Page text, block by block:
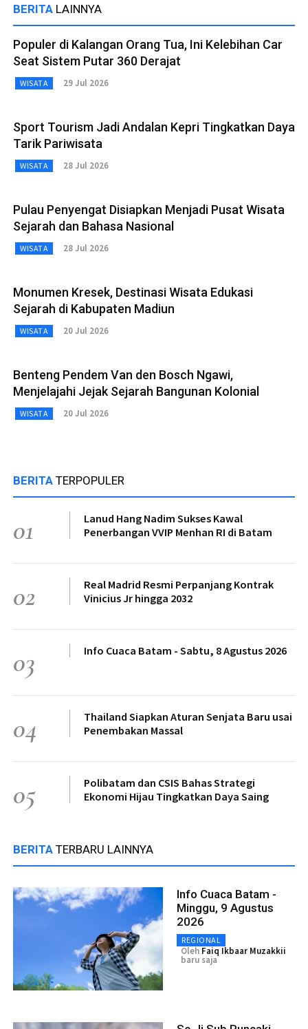
BERITA LAINNYA
Populer di Kalangan Orang Tua, Ini Kelebihan Car
Seat Sistem Putar 360 Derajat
WISATA 29 Jul 2026
Sport Tourism Jadi Andalan Kepri Tingkatkan Daya
Tarik Pariwisata
WISATA 28 Jul 2026
Pulau Penyengat Disiapkan Menjadi Pusat Wisata
Sejarah dan Bahasa Nasional
WISATA 28 Jul 2026
Monumen Kresek, Destinasi Wisata Edukasi
Sejarah di Kabupaten Madiun
WISATA 20 Jul 2026
Benteng Pendem Van den Bosch Ngawi,
Menjelajahi Jejak Sejarah Bangunan Kolonial
WISATA 20 Jul 2026
BERITA TERPOPULER
01
Lanud Hang Nadim Sukses Kawal
Penerbangan VVIP Menhan RI di Batam
02
Real Madrid Resmi Perpanjang Kontrak
Vinicius Jr hingga 2032
03 Info Cuaca Batam - Sabtu, 8 Agustus 2026
04
Thailand Siapkan Aturan Senjata Baru usai
Penembakan Massal
05
Polibatam dan CSIS Bahas Strategi
Ekonomi Hijau Tingkatkan Daya Saing
BERITA TERBARU LAINNYA
Info Cuaca Batam -
Minggu, 9 Agustus
2026
REGIONAL
Oleh Faiq Ikbaar Muzakkii
baru saja